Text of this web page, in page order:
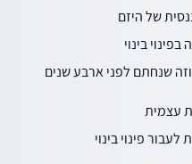
של היזם
בינוי
שנחתם לפני ארבע שנים
עצמית
פינוי בינוי